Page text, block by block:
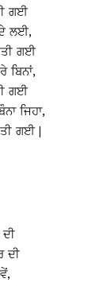
ਗਈ
ਲਈ,
ਗਈ
ਬਿਨਾਂ,
ਗਈ
ਜਿਹਾ,
ਗਈ |
ਦੀ